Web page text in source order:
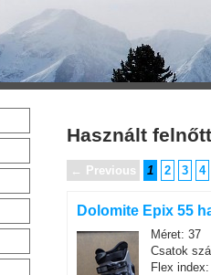
Használt
← Previous 1 2 3 4
Dolomite Epix 55
Méret: 37
Csatok
Flex